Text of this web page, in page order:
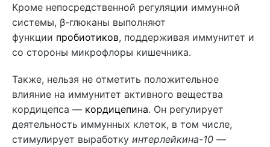
Кроме непосредственной регуляции иммунной
системы, β-глюканы выполняют
функции пробиотиков, поддерживая иммунитет и
со стороны микрофлоры кишечника.
Также, нельзя не отметить положительное
влияние на иммунитет активного вещества
кордицепса — кордицепина. Он регулирует
деятельность иммунных клеток, в том числе,
стимулирует выработку интерлейкина-10 —